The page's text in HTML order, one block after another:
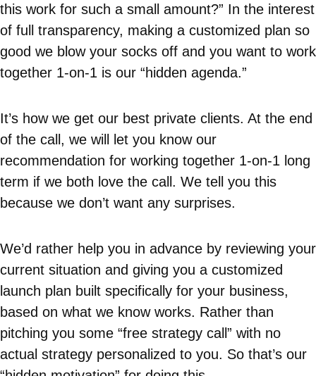
this work for such a small amount?” In the interest
of full transparency, making a customized plan so
good we blow your socks off and you want to work
together 1-on-1 is our “hidden agenda.”
It’s how we get our best private clients. At the end
of the call, we will let you know our
recommendation for working together 1-on-1 long
term if we both love the call. We tell you this
because we don’t want any surprises.
We’d rather help you in advance by reviewing your
current situation and giving you a customized
launch plan built specifically for your business,
based on what we know works. Rather than
pitching you some “free strategy call” with no
actual strategy personalized to you. So that’s our